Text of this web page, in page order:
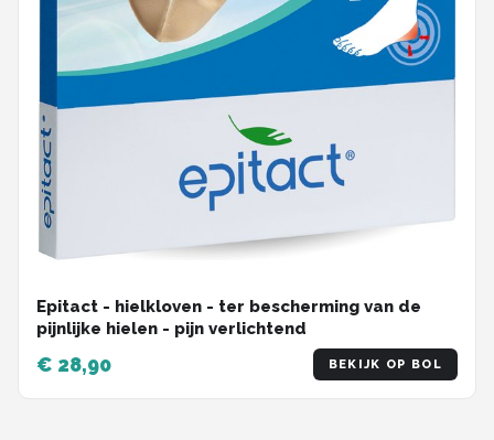
Epitact - hielkloven - ter bescherming van de
pijnlijke hielen - pijn verlichtend
€ 28,90 BEKIJK OP BOL